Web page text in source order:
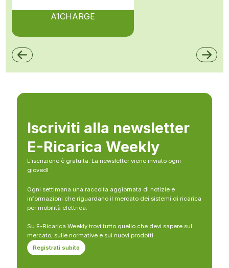
A1CHARGE
Iscriviti alla newsletter
E-Ricarica Weekly
L’iscrizione è gratuita. La newsletter viene inviato ogni
giovedì
Ogni settimana una raccolta aggiornata di notizie e
informazioni che riguardano il mercato dei sistemi di ricarica
per mobilità elettrica.
Su E-Ricarica Weekly trovi tutto quello che devi sapere sul
mercato, sulle normative e sui nuovi prodotti.
Registrati subito